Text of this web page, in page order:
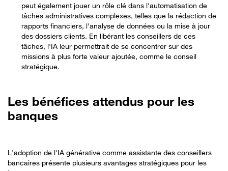
peut également jouer un rôle clé dans l'automatisation de
tâches administratives complexes, telles que la rédaction de
rapports financiers, l'analyse de données ou la mise à jour
des dossiers clients. En libérant les conseillers de ces
tâches, l'IA leur permettrait de se concentrer sur des
missions à plus forte valeur ajoutée, comme le conseil
stratégique.
Les bénéfices attendus pour les
banques
L'adoption de l'IA générative comme assistante des conseillers
bancaires présente plusieurs avantages stratégiques pour les